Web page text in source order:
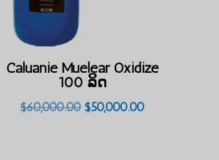
Caluanie Muelear Oxidize
100 ລິດ
$60,000.00 ລາຄາ
$50,000.00ລາຄາ